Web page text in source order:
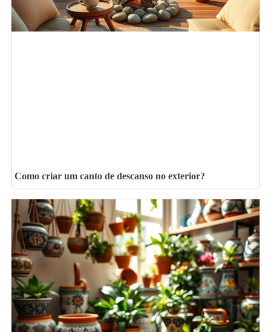
Como criar um canto de descanso no exterior?